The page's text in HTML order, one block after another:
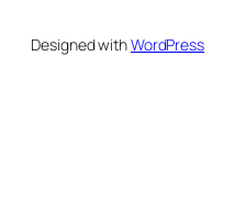
Designed withWordPress